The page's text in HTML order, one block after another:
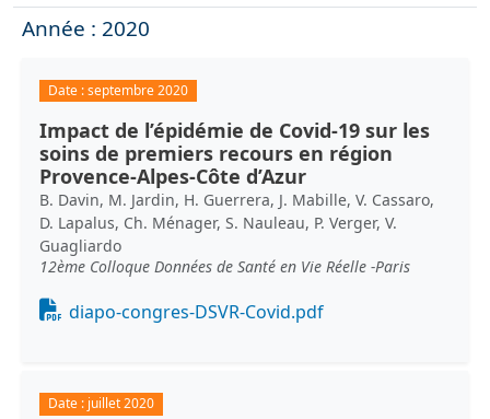
Année : 2020
Date :septembre 2020
Impact de l’épidémie de Covid-19 sur les
soins de premiers recours en région
Provence-Alpes-Côte d’Azur
B. Davin, M. Jardin, H. Guerrera, J. Mabille, V. Cassaro,
D. Lapalus, Ch. Ménager, S. Nauleau, P. Verger, V.
Guagliardo
12ème Colloque Données de Santé en Vie Réelle -Paris
Document
diapo-congres-DSVR-Covid.pdf
Date : juillet 2020